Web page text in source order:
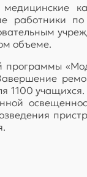
работники по
объеме.
1100